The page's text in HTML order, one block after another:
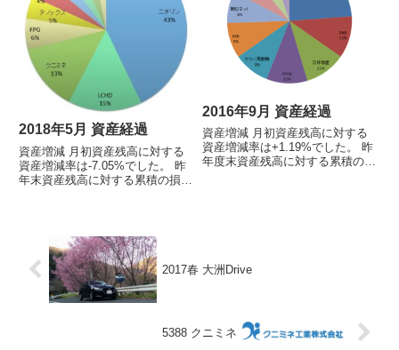
2018年5月 資産経過
資産増減 月初資産残高に対する
資産増減率は-7.05%でした。 昨
年末資産残高に対する累積の損益
LCHD（@1565）売り：日水薬
（@1420）、セブ...
2016年9月 資産経過
資産増減 月初資産残高に対する
資産増減率は+1.19%でした。 昨
年度末資産残高に対する累積の損
2017春 大洲Drive
5388 クニミネ